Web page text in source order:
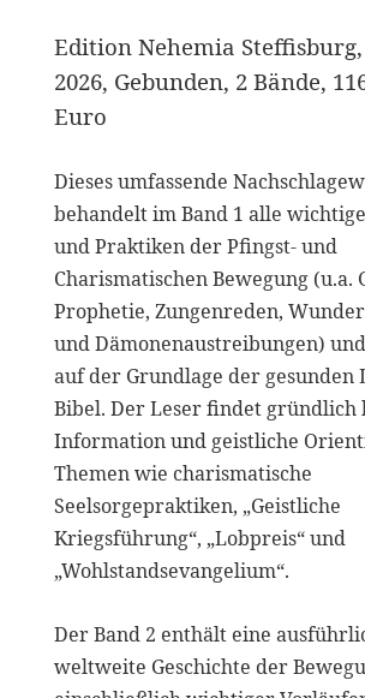
Edition Nehemia
2026, Gebunden, 2 Bände,
Euro
Dieses umfassende
behandelt im Band 1 alle
und Praktiken der Pfingst- und
Charismatischen Bewegung (u.a.
Prophetie, Zungenreden,
und Dämonenaustreibungen)
auf der Grundlage der gesunden
Bibel. Der Leser findet gründlich
Information und geistliche
Themen wie charismatische
Seelsorgepraktiken, „Geistliche
Kriegsführung“, „Lobpreis“ und
„Wohlstandsevangelium“.
Der Band 2 enthält eine
weltweite Geschichte der